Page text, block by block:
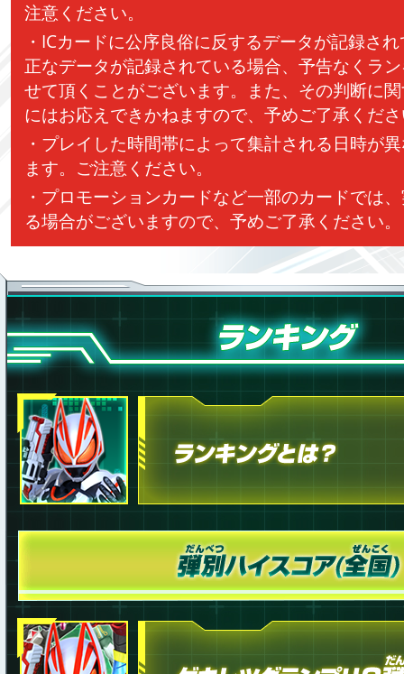
注意ください。
・ICカードに公序良俗に反するデータが記録さ
正なデータが記録されている場合、予告なくラ
せて頂くことがございます。また、その判断に
にはお応えできかねますので、予めご了承くだ
・プレイした時間帯によって集計される日時が
ます。ご注意ください。
・プロモーションカードなど一部のカードでは
る場合がございますので、予めご了承ください。